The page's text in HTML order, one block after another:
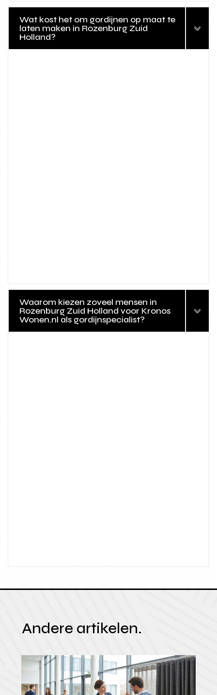
Wat kost het om gordijnen op maat te
laten maken in Rozenburg Zuid
Holland?
Waarom kiezen zoveel mensen in
Rozenburg Zuid Holland voor Kronos
Wonen.nl als gordijnspecialist?
Andere artikelen.